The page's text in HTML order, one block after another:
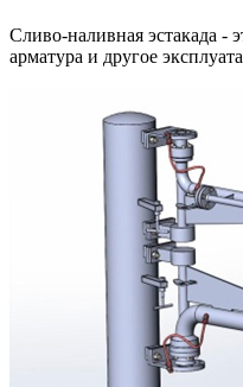
Сливо-наливная эстакада -
арматура и другое